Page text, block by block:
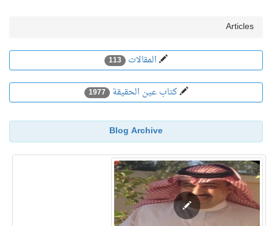
Articles
المقالات 113
كتاب عين الحقيقة 1977
Blog Archive